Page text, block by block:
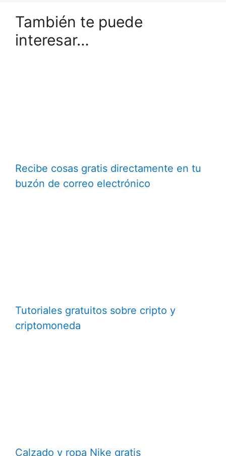
También te puede
interesar…
Recibe cosas gratis directamente en tu
buzón de correo electrónico
Tutoriales gratuitos sobre cripto y
criptomoneda
Calzado y ropa Nike gratis